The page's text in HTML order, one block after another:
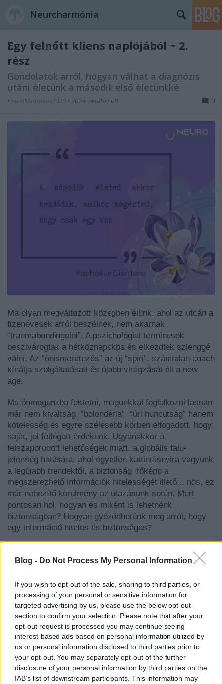
Blog - Do Not Process My Personal Information
If you wish to opt-out of the sale, sharing to third parties, or
processing of your personal or sensitive information for
targeted advertising by us, please use the below opt-out
section to confirm your selection. Please note that after your
opt-out request is processed you may continue seeing
interest-based ads based on personal information utilized by
us or personal information disclosed to third parties prior to
your opt-out. You may separately opt-out of the further
disclosure of your personal information by third parties on the
IAB’s list of downstream participants. This information may
Neuroharmónia
Egy felnőtt kliens naplójából ~ 2.
rész
Gondolatok arról, hogyan válhat a diagnózis
utáni életünk a második első életünkké
NeuroHarmonia2020 • 2024. október 08. 0
Ma olyan megváltozott közegben élünk, ahol az utcán a
tizenévesek arról beszélnek, nem akarnak
“traumabondingolni”. A pszichológiai terminusok
beszivárogtak a hétköznapokba és elkezdtek szlenggé
válni. Az “önismeretezés” az új “spiri”, számtalan coach
kínálja szolgáltatásait és újabb virágzását éli a new
age.
Ma önmagunkba fektetni, magunkkal foglalkozni lassan
már nem kiváltság, “bolondéria”, “úri huncutság” hanem
kötelesség és egyre szélesebb körben elfogadott, hogy:
saját, jól felfogott érdekünk. Ugyanakkor a
felszaporodott lehetőségek miatt, a globális falu-
jelenség hatására, ahol egyetlen kattintásnyira vagyunk
a legújabb trendektől, a biztonság, főképp a
megszerezhető információk hitelességét illető... nos, ez
már nehezítő körülmény az utazásunk során. Mert
pontosan hol, hogyan és miként is lehetnénk
biztonságban? Hogyan győződhetünk meg arról, hogy
egy információ hiteles és biztonságos?
annyi ismeretet, amennyivel a másodikban, a ráébredés
információk végtelenjében és amelyben iránytűnk a
transzparencia és a buborékunkon kívüli ismeretgyűjtő
kiruccanások.
Annak, aki gyerekként nem élhette,
tanulhatta meg, mit jelent érzelmileg,
pszichésen, fizikálisan biztonságban lenni,